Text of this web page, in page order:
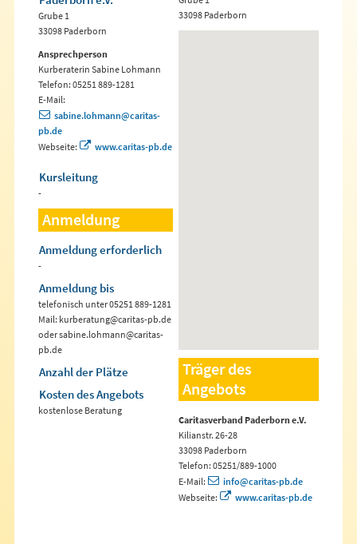
Grube 1
33098 Paderborn
Ansprechperson
Kurberaterin Sabine Lohmann
Telefon: 05251 889-1281
E-Mail:
sabine.lohmann@caritas-
pb.de
Webseite:
www.caritas-pb.de
Kursleitung
-
Anmeldung
Anmeldung erforderlich
-
Anmeldung bis
telefonisch unter 05251 889-1281
Mail: kurberatung@caritas-pb.de
oder sabine.lohmann@caritas-
pb.de
Anzahl der Plätze
Kosten des Angebots
kostenlose Beratung
33098 Paderborn
Träger des
Angebots
Caritasverband Paderborn e.V.
Kilianstr. 26-28
33098 Paderborn
Telefon: 05251/889-1000
E-Mail:
info@caritas-pb.de
Webseite:
www.caritas-pb.de